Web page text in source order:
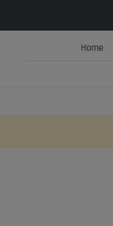
Home